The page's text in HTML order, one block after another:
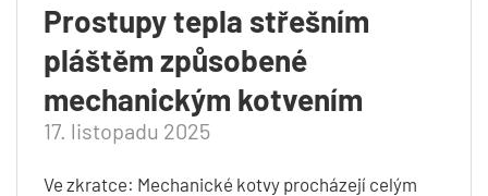
Prostupy tepla střešním
pláštěm způsobené
mechanickým kotvením
17. listopadu 2025
Ve zkratce: Mechanické kotvy procházejí celým